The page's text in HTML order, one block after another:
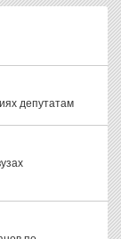
депутатам